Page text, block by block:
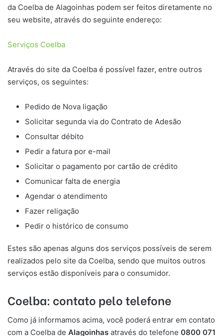
da Coelba de Alagoinhas podem ser feitos diretamente no
seu website, através do seguinte endereço:
Serviços Coelba
Através do site da Coelba é possível fazer, entre outros
serviços, os seguintes:
Pedido de Nova ligação
Solicitar segunda via do Contrato de Adesão
Consultar débito
Pedir a fatura por e-mail
Solicitar o pagamento por cartão de crédito
Comunicar falta de energia
Agendar o atendimento
Fazer religação
Pedir o histórico de consumo
Estes são apenas alguns dos serviços possíveis de serem
realizados pelo site da Coelba, sendo que muitos outros
serviços estão disponíveis para o consumidor.
Coelba: contato pelo telefone
Como já informamos acima, você poderá entrar em contato
com a Coelba de Alagoinhas através do telefone 0800 071